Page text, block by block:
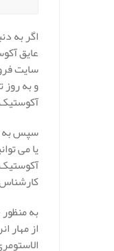
اگر به
عایق
سایت
و به
سپس به
یا می
به
از مهار